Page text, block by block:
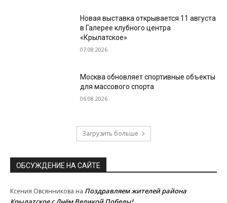
Новая выставка открывается 11 августа
в Галерее клубного центра
«Крылатское»
07.08.2026
Москва обновляет спортивные объекты
для массового спорта
06.08.2026
Загрузить больше
ОБСУЖДЕНИЕ НА САЙТЕ
Ксения Овсянникова на Поздравляем жителей района